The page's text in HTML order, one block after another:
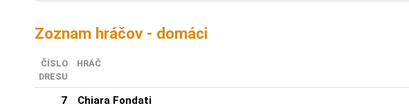
Zoznam hráčov - domáci
ČÍSLO
DRESU
HRÁČ
7 Chiara Fondati